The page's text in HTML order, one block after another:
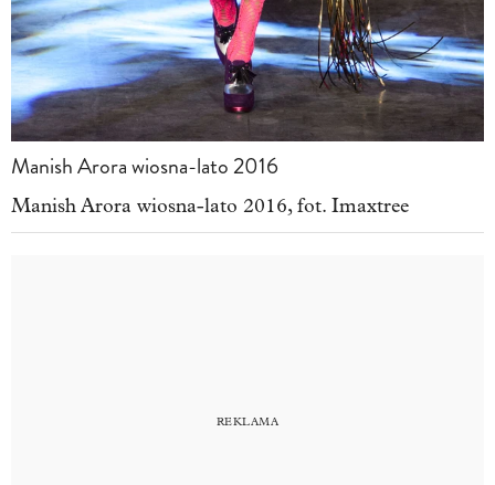
Manish Arora wiosna-lato 2016
Manish Arora wiosna-lato 2016, fot. Imaxtree